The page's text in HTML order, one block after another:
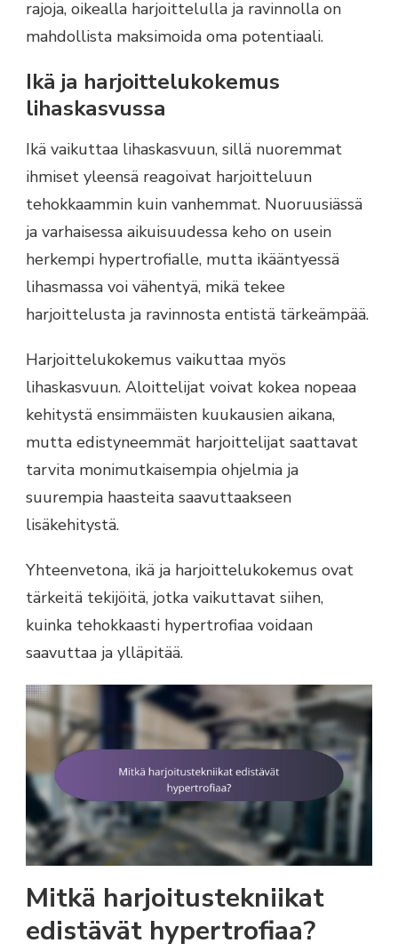
rajoja, oikealla harjoittelulla ja ravinnolla on
mahdollista maksimoida oma potentiaali.
Ikä ja harjoittelukokemus
lihaskasvussa
Ikä vaikuttaa lihaskasvuun, sillä nuoremmat
ihmiset yleensä reagoivat harjoitteluun
tehokkaammin kuin vanhemmat. Nuoruusiässä
ja varhaisessa aikuisuudessa keho on usein
herkempi hypertrofialle, mutta ikääntyessä
lihasmassa voi vähentyä, mikä tekee
harjoittelusta ja ravinnosta entistä tärkeämpää.
Harjoittelukokemus vaikuttaa myös
lihaskasvuun. Aloittelijat voivat kokea nopeaa
kehitystä ensimmäisten kuukausien aikana,
mutta edistyneemmät harjoittelijat saattavat
tarvita monimutkaisempia ohjelmia ja
suurempia haasteita saavuttaakseen
lisäkehitystä.
Yhteenvetona, ikä ja harjoittelukokemus ovat
tärkeitä tekijöitä, jotka vaikuttavat siihen,
kuinka tehokkaasti hypertrofiaa voidaan
saavuttaa ja ylläpitää.
Mitkä harjoitustekniikat
edistävät hypertrofiaa?